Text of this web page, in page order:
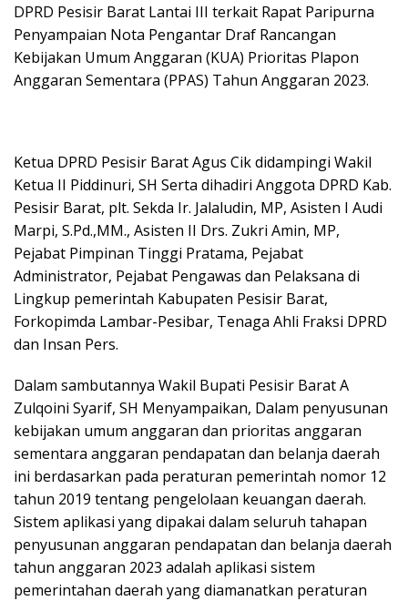
DPRD Pesisir Barat Lantai III terkait Rapat Paripurna
Penyampaian Nota Pengantar Draf Rancangan
Kebijakan Umum Anggaran (KUA) Prioritas Plapon
Anggaran Sementara (PPAS) Tahun Anggaran 2023.
Ketua DPRD Pesisir Barat Agus Cik didampingi Wakil
Ketua II Piddinuri, SH Serta dihadiri Anggota DPRD Kab.
Pesisir Barat, plt. Sekda Ir. Jalaludin, MP, Asisten I Audi
Marpi, S.Pd.,MM., Asisten II Drs. Zukri Amin, MP,
Pejabat Pimpinan Tinggi Pratama, Pejabat
Administrator, Pejabat Pengawas dan Pelaksana di
Lingkup pemerintah Kabupaten Pesisir Barat,
Forkopimda Lambar-Pesibar, Tenaga Ahli Fraksi DPRD
dan Insan Pers.
Dalam sambutannya Wakil Bupati Pesisir Barat A
Zulqoini Syarif, SH Menyampaikan, Dalam penyusunan
kebijakan umum anggaran dan prioritas anggaran
sementara anggaran pendapatan dan belanja daerah
ini berdasarkan pada peraturan pemerintah nomor 12
tahun 2019 tentang pengelolaan keuangan daerah.
Sistem aplikasi yang dipakai dalam seluruh tahapan
penyusunan anggaran pendapatan dan belanja daerah
tahun anggaran 2023 adalah aplikasi sistem
pemerintahan daerah yang diamanatkan peraturan